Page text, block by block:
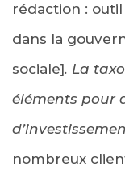
rédaction :
dans la
sociale]. La
éléments pour
nombreux